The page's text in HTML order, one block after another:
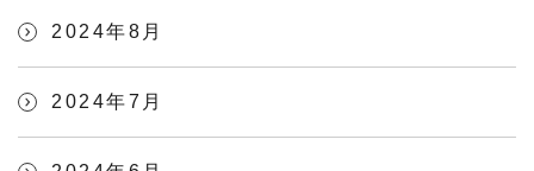
2024年8月
2024年7月